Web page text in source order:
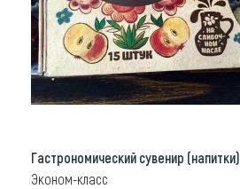
Гастрономический сувенир (напитки)
Эконом-класс